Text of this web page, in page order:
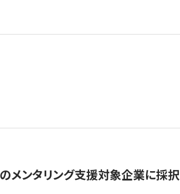
メンタリング支援対象企業に採択